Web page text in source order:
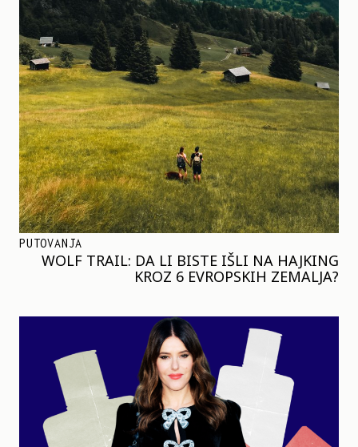
PUTOVANJA
WOLF TRAIL: DA LI BISTE IŠLI NA HAJKING
KROZ 6 EVROPSKIH ZEMALJA?